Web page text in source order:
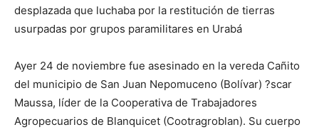
desplazada que luchaba por la restitución de tierras
usurpadas por grupos paramilitares en Urabá
Ayer 24 de noviembre fue asesinado en la vereda Cañito
del municipio de San Juan Nepomuceno (Bolívar) ?scar
Maussa, líder de la Cooperativa de Trabajadores
Agropecuarios de Blanquicet (Cootragroblan). Su cuerpo